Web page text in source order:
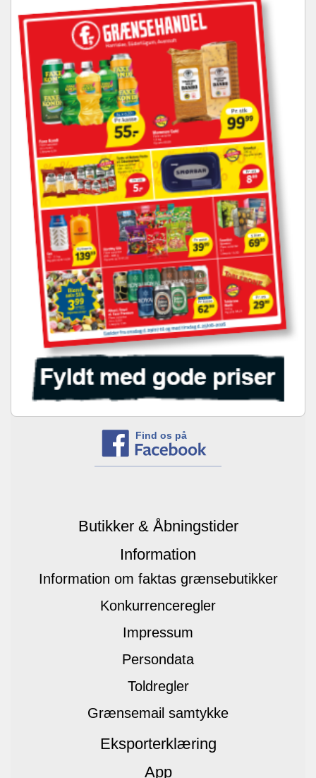
Find os på
Butikker & Åbningstider
Information
Information om faktas grænsebutikker
Konkurrenceregler
Impressum
Persondata
Toldregler
Grænsemail samtykke
Eksporterklæring
App